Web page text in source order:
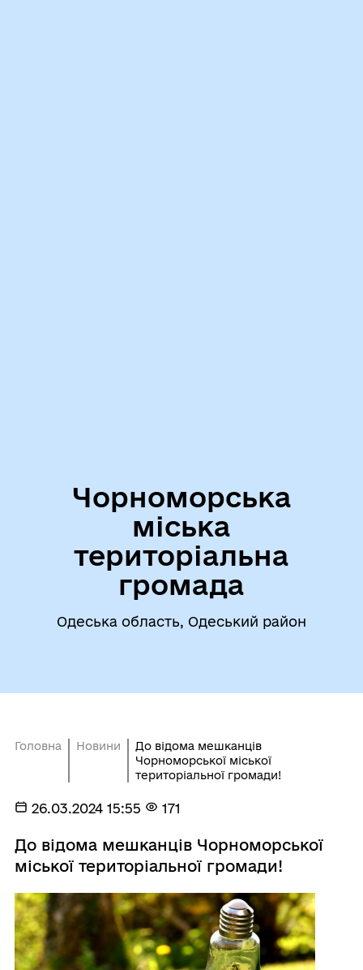
Чорноморська
міська
територіальна
громада
Одеська область, Одеський район
Головна Новини
До відома мешканців
Чорноморської міської
територіальної громади!
26.03.2024 15:55 171
До відома мешканців Чорноморської
міської територіальної громади!